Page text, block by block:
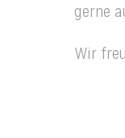
gerne
Wir